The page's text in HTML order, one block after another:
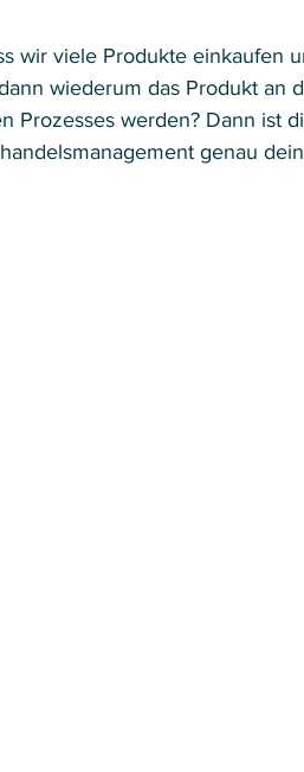
wir viele Produkte einkaufen
wiederum das Produkt an
Prozesses werden? Dann ist
genau